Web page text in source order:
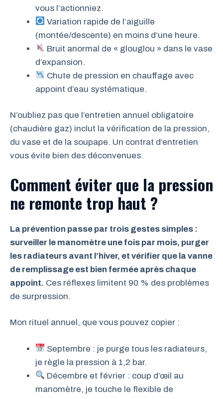
vous l’actionniez.
Variation rapide de l’aiguille
(montée/descente) en moins d’une heure.
Bruit anormal de « glouglou » dans le vase
d’expansion.
Chute de pression en chauffage avec
appoint d’eau systématique.
N’oubliez pas que l’entretien annuel obligatoire
(chaudière gaz) inclut la vérification de la pression,
du vase et de la soupape. Un contrat d’entretien
vous évite bien des déconvenues.
Comment éviter que la pression
ne remonte trop haut ?
La prévention passe par trois gestes simples :
surveiller le manomètre une fois par mois, purger
les radiateurs avant l’hiver, et vérifier que la vanne
de remplissage est bien fermée après chaque
appoint. Ces réflexes limitent 90 % des problèmes
de surpression.
Mon rituel annuel, que vous pouvez copier :
Septembre : je purge tous les radiateurs,
je règle la pression à 1,2 bar.
Décembre et février : coup d’œil au
manomètre, je touche le flexible de